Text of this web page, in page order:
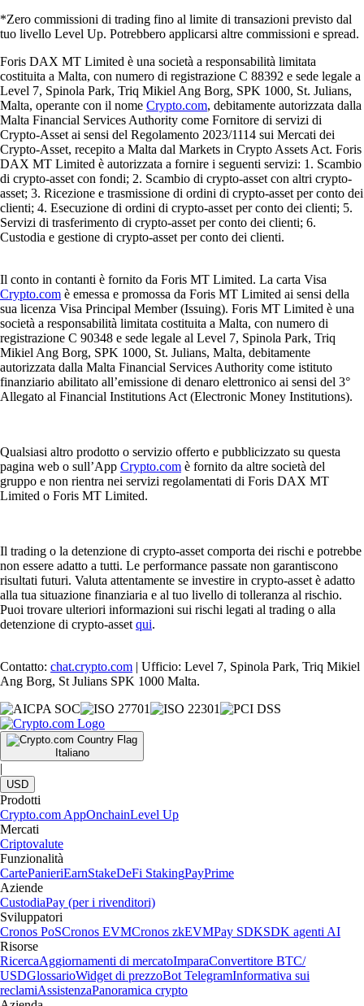
*Zero commissioni di trading fino al limite di transazioni previsto dal
tuo livello Level Up. Potrebbero applicarsi altre commissioni e spread.
Foris DAX MT Limited è una società a responsabilità limitata
costituita a Malta, con numero di registrazione C 88392 e sede legale a
Level 7, Spinola Park, Triq Mikiel Ang Borg, SPK 1000, St. Julians,
Malta, operante con il nome Crypto.com, debitamente autorizzata dalla
Malta Financial Services Authority come Fornitore di servizi di
Crypto-Asset ai sensi del Regolamento 2023/1114 sui Mercati dei
Crypto-Asset, recepito a Malta dal Markets in Crypto Assets Act. Foris
DAX MT Limited è autorizzata a fornire i seguenti servizi: 1. Scambio
di crypto-asset con fondi; 2. Scambio di crypto-asset con altri crypto-
asset; 3. Ricezione e trasmissione di ordini di crypto-asset per conto dei
clienti; 4. Esecuzione di ordini di crypto-asset per conto dei clienti; 5.
Servizi di trasferimento di crypto-asset per conto dei clienti; 6.
Custodia e gestione di crypto-asset per conto dei clienti.
Il conto in contanti è fornito da Foris MT Limited. La carta Visa
Crypto.com è emessa e promossa da Foris MT Limited ai sensi della
sua licenza Visa Principal Member (Issuing). Foris MT Limited è una
società a responsabilità limitata costituita a Malta, con numero di
registrazione C 90348 e sede legale al Level 7, Spinola Park, Triq
Mikiel Ang Borg, SPK 1000, St. Julians, Malta, debitamente
autorizzata dalla Malta Financial Services Authority come istituto
finanziario abilitato all’emissione di denaro elettronico ai sensi del 3°
Allegato al Financial Institutions Act (Electronic Money Institutions).
Qualsiasi altro prodotto o servizio offerto e pubblicizzato su questa
pagina web o sull’App Crypto.com è fornito da altre società del
gruppo e non rientra nei servizi regolamentati di Foris DAX MT
Limited o Foris MT Limited.
Il trading o la detenzione di crypto-asset comporta dei rischi e potrebbe
non essere adatto a tutti. Le performance passate non garantiscono
risultati futuri. Valuta attentamente se investire in crypto-asset è adatto
alla tua situazione finanziaria e al tuo livello di tolleranza al rischio.
Puoi trovare ulteriori informazioni sui rischi legati al trading o alla
detenzione di crypto-asset qui.
Contatto: chat.crypto.com | Ufficio: Level 7, Spinola Park, Triq Mikiel
Ang Borg, St Julians SPK 1000 Malta.
Italiano
|
USD
Prodotti
Crypto.com AppOnchainLevel Up
Mercati
Criptovalute
Funzionalità
CartePanieriEarnStakeDeFi StakingPayPrime
Aziende
CustodiaPay (per i rivenditori)
Sviluppatori
Cronos PoSCronos EVMCronos zkEVMPay SDKSDK agenti AI
Risorse
RicercaAggiornamenti di mercatoImparaConvertitore BTC/
USDGlossarioWidget di prezzoBot TelegramInformativa sui
reclamiAssistenzaPanoramica crypto